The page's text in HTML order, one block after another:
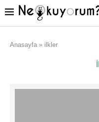
Anasayfa » ilkler